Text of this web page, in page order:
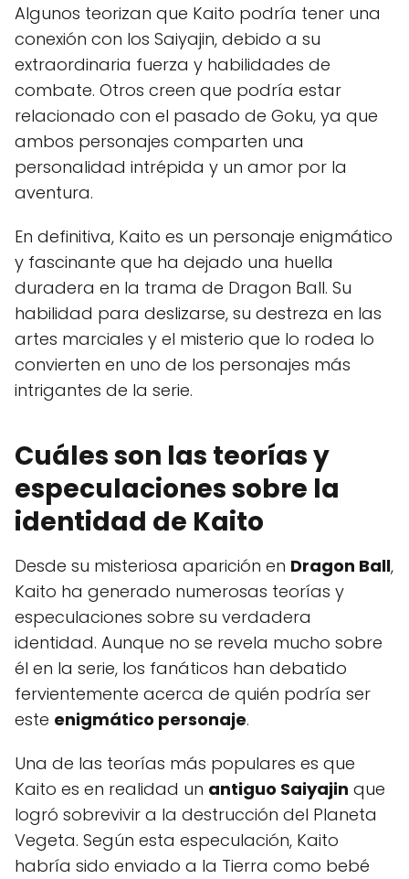
Algunos teorizan que Kaito podría tener una
conexión con los Saiyajin, debido a su
extraordinaria fuerza y habilidades de
combate. Otros creen que podría estar
relacionado con el pasado de Goku, ya que
ambos personajes comparten una
personalidad intrépida y un amor por la
aventura.
En definitiva, Kaito es un personaje enigmático
y fascinante que ha dejado una huella
duradera en la trama de Dragon Ball. Su
habilidad para deslizarse, su destreza en las
artes marciales y el misterio que lo rodea lo
convierten en uno de los personajes más
intrigantes de la serie.
Cuáles son las teorías y
especulaciones sobre la
identidad de Kaito
Desde su misteriosa aparición en Dragon Ball,
Kaito ha generado numerosas teorías y
especulaciones sobre su verdadera
identidad. Aunque no se revela mucho sobre
él en la serie, los fanáticos han debatido
fervientemente acerca de quién podría ser
este enigmático personaje.
Una de las teorías más populares es que
Kaito es en realidad un antiguo Saiyajin que
logró sobrevivir a la destrucción del Planeta
Vegeta. Según esta especulación, Kaito
habría sido enviado a la Tierra como bebé